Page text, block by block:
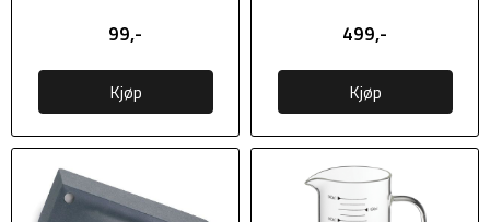
99,-
Kjøp
499,-
Kjøp